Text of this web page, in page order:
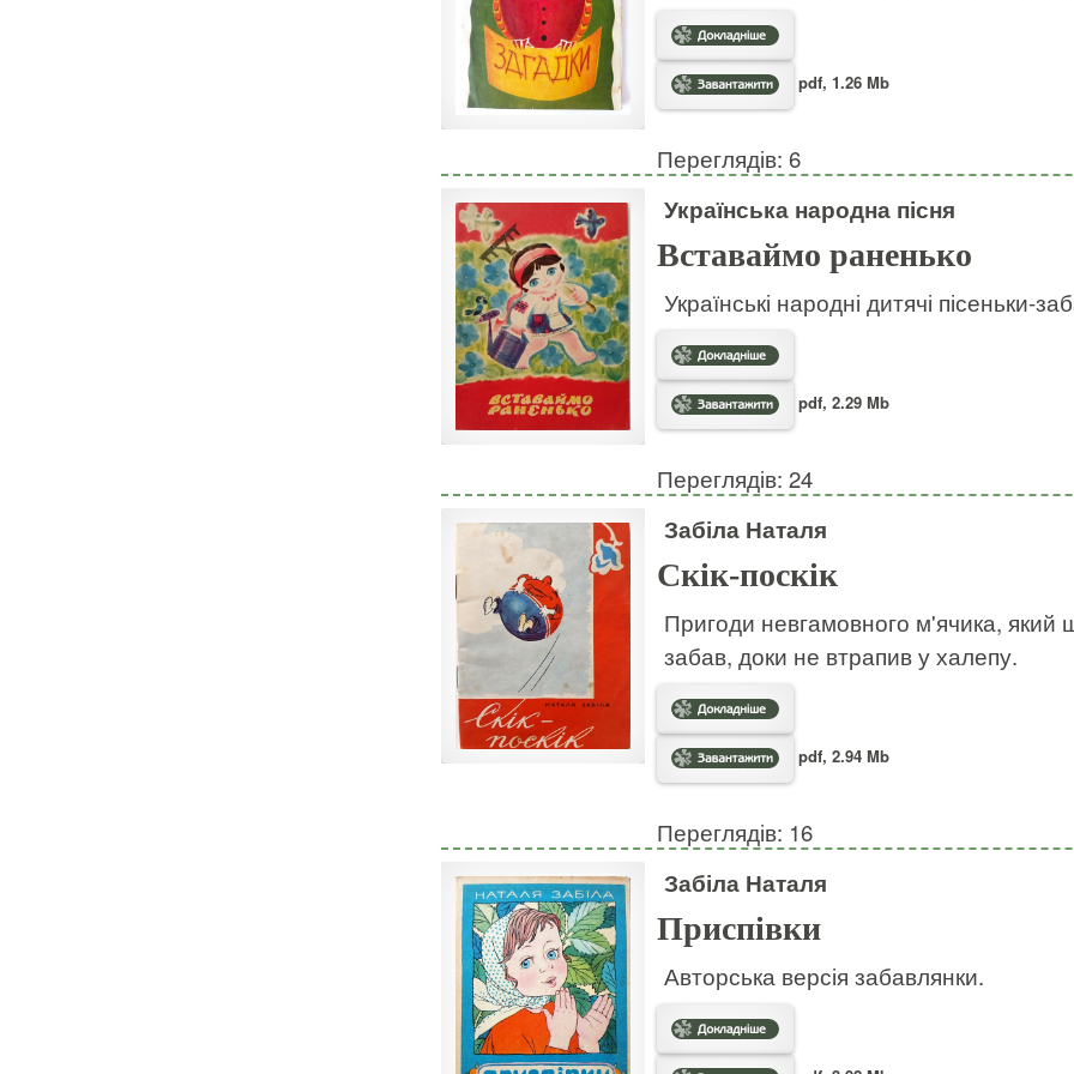
pdf, 1.26 Mb
Переглядів: 6
Українська народна пісня
Вставаймо раненько
Українські народні дитячі пісеньки-
pdf, 2.29 Mb
Переглядів: 24
Забіла Наталя
Скік-поскік
Пригоди невгамовного м'ячика, який
забав, доки не втрапив у халепу.
pdf, 2.94 Mb
Переглядів: 16
Забіла Наталя
Приспівки
Авторська версія забавлянки.